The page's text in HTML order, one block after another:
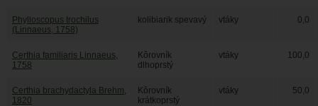
Phylloscopus trochilus
(Linnaeus, 1758)
kolibiarik spevavý vtáky 0,0
Certhia familiaris Linnaeus,
1758
Kôrovník
dlhoprstý
vtáky 100,0
Certhia brachydactyla Brehm,
1820
Kôrovník
krátkoprstý
vtáky 50,0